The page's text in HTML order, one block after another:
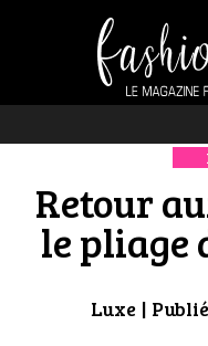
Retour
le pliage
Luxe| Publié